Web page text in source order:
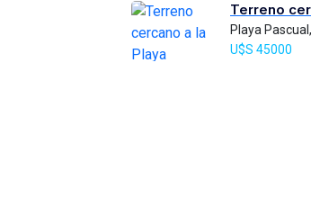
Terreno
Playa
U$S 45000